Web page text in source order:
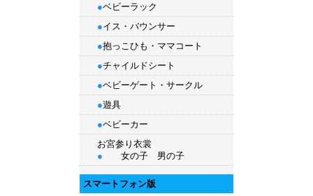
●ベビーラック
●イス・バウンサー
●抱っこひも ・ ママコート
●チャイルドシート
●ベビーゲート・サークル
●遊具
●ベビーカー
お宮参り衣裳
● 女の子 男の子
スマートフォン版